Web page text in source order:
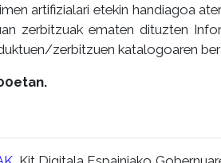
artifizialari etekin handiagoa
zerbitzuak ematen dituzten
zerbitzuen katalogoaren